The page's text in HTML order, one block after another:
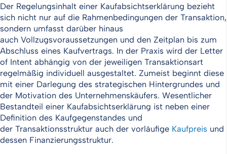
Der Regelungsinhalt einer Kaufabsichtserklärung bezieht
sich nicht nur auf die Rahmenbedingungen der Transaktion,
sondern umfasst darüber hinaus
auch Vollzugsvoraussetzungen und den Zeitplan bis zum
Abschluss eines Kaufvertrags. In der Praxis wird der Letter
of Intent abhängig von der jeweiligen Transaktionsart
regelmäßig individuell ausgestaltet. Zumeist beginnt diese
mit einer Darlegung des strategischen Hintergrundes und
der Motivation des Unternehmenskäufers. Wesentlicher
Bestandteil einer Kaufabsichtserklärung ist neben einer
Definition des Kaufgegenstandes und
der Transaktionsstruktur auch der vorläufige Kaufpreis und
dessen Finanzierungsstruktur.